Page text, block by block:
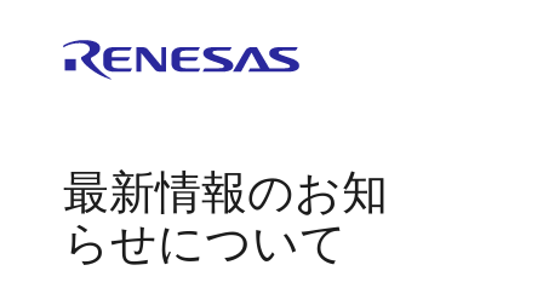
最新情報のお知
らせについて